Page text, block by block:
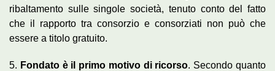
ribaltamento sulle singole società, tenuto conto del fatto
che il rapporto tra consorzio e consorziati non può che
essere a titolo gratuito.
5. Fondato è il primo motivo di ricorso. Secondo quanto